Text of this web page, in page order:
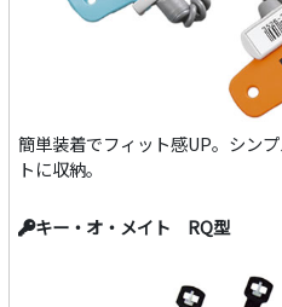
簡単装着でフィット感UP。シン
トに収納。
キー・オ・メイト RQ型